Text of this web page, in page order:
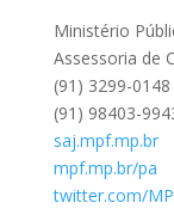
Ministério
Assessoria de
(91) 3299-
(91) 98403-
saj.mpf.mp.br
mpf.mp.br/pa
twitter.com/